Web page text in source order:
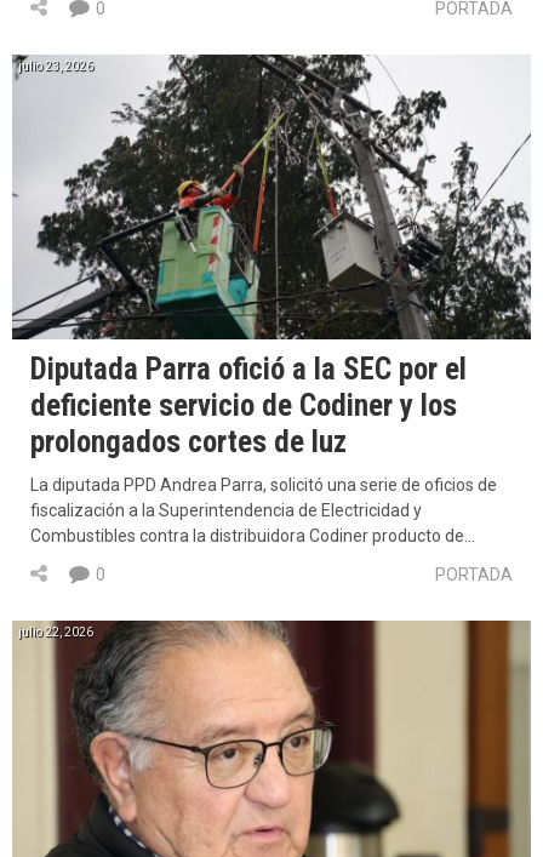
PORTADA
0
julio 23, 2026
Diputada Parra ofició a la SEC por el
deficiente servicio de Codiner y los
prolongados cortes de luz
La diputada PPD Andrea Parra, solicitó una serie de oficios de
fiscalización a la Superintendencia de Electricidad y
Combustibles contra la distribuidora Codiner producto de…
PORTADA
0
julio 22, 2026